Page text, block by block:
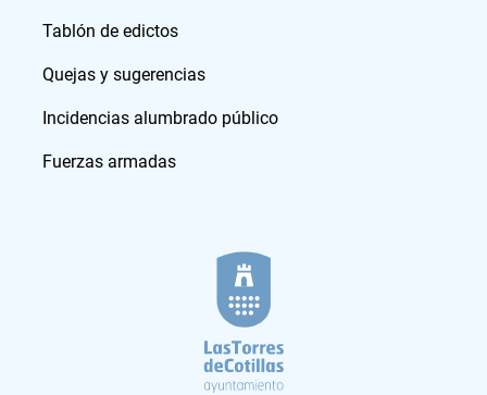
Tablón de edictos
Quejas y sugerencias
Incidencias alumbrado público
Fuerzas armadas